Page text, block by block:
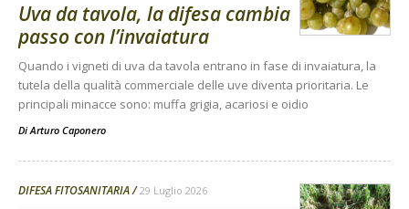
Uva da tavola, la difesa cambia
passo con l’invaiatura
Quando i vigneti di uva da tavola entrano in fase di invaiatura, la
tutela della qualità commerciale delle uve diventa prioritaria. Le
principali minacce sono: muffa grigia, acariosi e oidio
DiArturo Caponero
DIFESA FITOSANITARIA 29 Luglio 2026